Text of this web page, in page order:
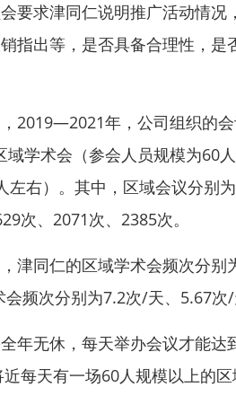
求津同仁说明推广活动情况
指出等，是否具备合理性，是
年，公司组织的会
学术会（参会人员规模为60
左右）。其中，区域会议分别
次、2071次、2385次。
同仁的区域学术会频次分别
频次分别为7.2次/天、5.67次/
无休，每天举办会议才能达
每天有一场60人规模以上的